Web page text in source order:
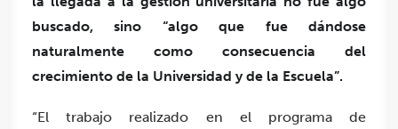
buscado, sino “algo que fue dándose
naturalmente como consecuencia del
crecimiento de la Universidad y de la Escuela”.
“El trabajo realizado en el programa de